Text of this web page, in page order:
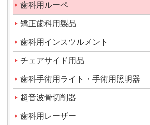
歯科用ルーペ
矯正歯科用製品
歯科用インスツルメント
チェアサイド用品
歯科手術用ライト・手術用照明器
超音波骨切削器
歯科用レーザー